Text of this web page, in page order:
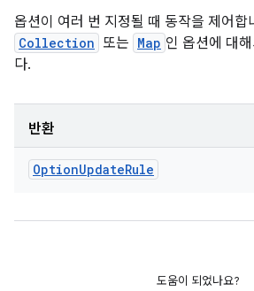
옵션이 여러 번 지정될 때 동작을 제어합
Collection 또는 Map 인 옵션에 대
다.
반환
OptionUpdateRule
도움이 되었나요?